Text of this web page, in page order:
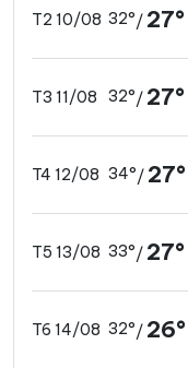
T2 10/08 32°/ 27°
T3 11/08 32°/ 27°
T4 12/08 34°/ 27°
T5 13/08 33°/ 27°
T6 14/08 32°/ 26°